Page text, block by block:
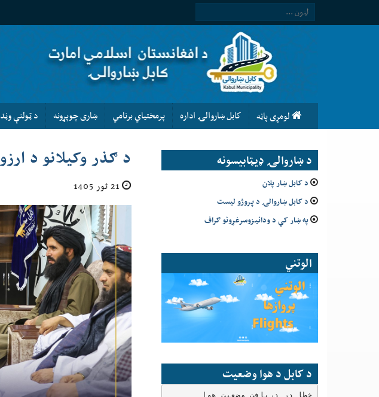
لومړى پاڼه كابل ښاروالۍ اداره پرمختیاي برنامي ښاری چوپړونه د ټولنې
د ښاروالۍ ډيټابيسونه
د کابل ښار پلان
د کابل ښاروالۍ د پروژو لیست
په ښار کې د ودانیزوسرغړونو ګراف
الوتني
د کابل د هوا وضعیت
خطا در دریافت وضعیت هوا
د ګذر وکیلانو د